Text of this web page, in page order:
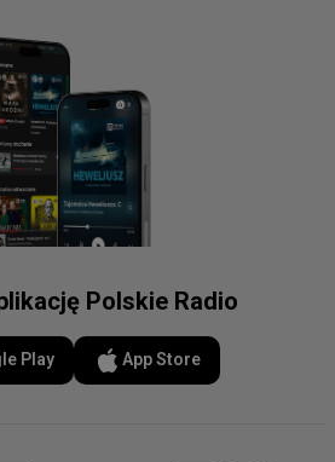
Polskie Radio
Play App Store